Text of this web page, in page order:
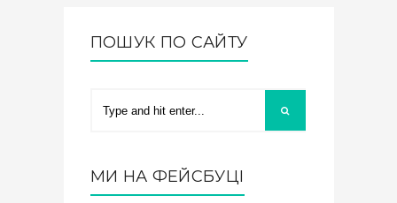
ПОШУК ПО САЙТУ
МИ НА ФЕЙСБУЦІ